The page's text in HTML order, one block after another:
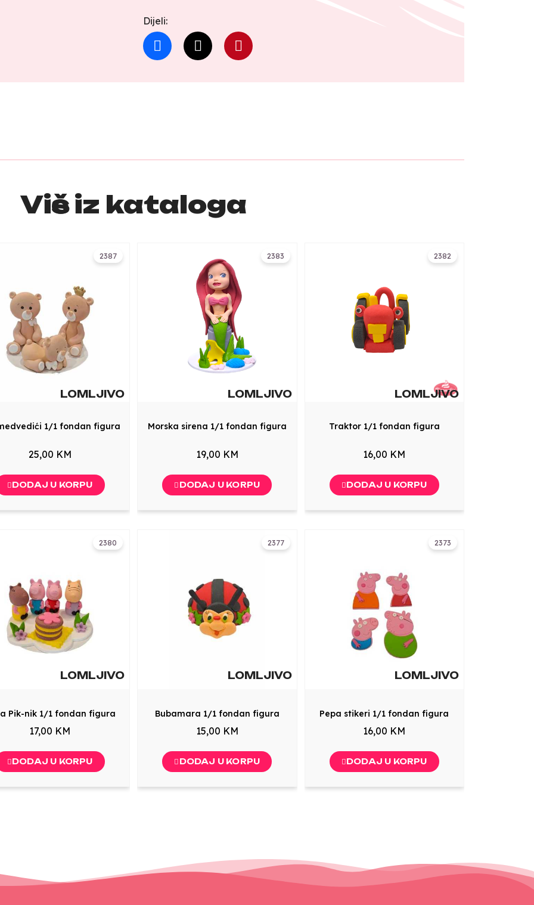
Dijeli:
Više iz kataloga
2387
1/1 fondan figura
25,00 KM
DODAJ U KORPU
LOMLJIVO
2383
Morska sirena 1/1 fondan figura
19,00 KM
DODAJ U KORPU
LOMLJIVO
2382
Traktor 1/1 fondan figura
16,00 KM
DODAJ U KORPU
LOMLJIVO
2380
Pik-nik 1/1 fondan figura
17,00 KM
DODAJ U KORPU
LOMLJIVO
2377
Bubamara 1/1 fondan figura
15,00 KM
DODAJ U KORPU
LOMLJIVO
2373
Pepa stikeri 1/1 fondan figura
16,00 KM
DODAJ U KORPU
LOMLJIVO